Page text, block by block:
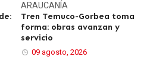
ARAUCANÍA
Tren Temuco-Gorbea toma
forma: obras avanzan y
servicio
09 agosto, 2026